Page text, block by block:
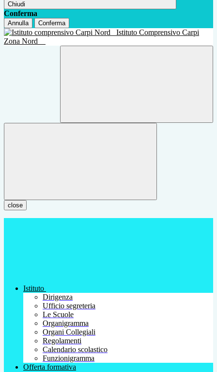
Chiudi
Conferma
Annulla Conferma
Istituto Comprensivo Carpi
Zona Nord
close
Istituto
Dirigenza
Ufficio segreteria
Le Scuole
Organigramma
Organi Collegiali
Regolamenti
Calendario scolastico
Funzionigramma
Offerta formativa